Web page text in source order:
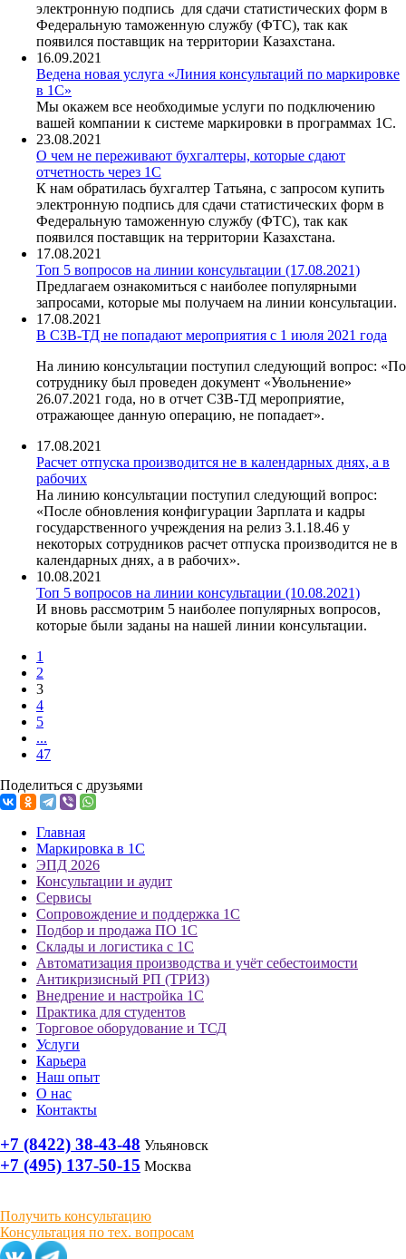
электронную подпись для сдачи статистических форм в
Федеральную таможенную службу (ФТС), так как
появился поставщик на территории Казахстана.
16.09.2021
Ведена новая услуга «Линия консультаций по маркировке
в 1С»
Мы окажем все необходимые услуги по подключению
вашей компании к системе маркировки в программах 1С.
23.08.2021
О чем не переживают бухгалтеры, которые сдают
отчетность через 1С
К нам обратилась бухгалтер Татьяна, с запросом купить
электронную подпись для сдачи статистических форм в
Федеральную таможенную службу (ФТС), так как
появился поставщик на территории Казахстана.
17.08.2021
Топ 5 вопросов на линии консультации (17.08.2021)
Предлагаем ознакомиться с наиболее популярными
запросами, которые мы получаем на линии консультации.
17.08.2021
В СЗВ-ТД не попадают мероприятия с 1 июля 2021 года
На линию консультации поступил следующий вопрос: «По
сотруднику был проведен документ «Увольнение»
26.07.2021 года, но в отчет СЗВ-ТД мероприятие,
отражающее данную операцию, не попадает».
17.08.2021
Расчет отпуска производится не в календарных днях, а в
рабочих
На линию консультации поступил следующий вопрос:
«После обновления конфигурации Зарплата и кадры
государственного учреждения на релиз 3.1.18.46 у
некоторых сотрудников расчет отпуска производится не в
календарных днях, а в рабочих».
10.08.2021
Топ 5 вопросов на линии консультации (10.08.2021)
И вновь рассмотрим 5 наиболее популярных вопросов,
которые были заданы на нашей линии консультации.
1
2
3
4
5
...
47
Поделиться с друзьями
Главная
Маркировка в 1С
ЭПД 2026
Консультации и аудит
Сервисы
Сопровождение и поддержка 1С
Подбор и продажа ПО 1С
Склады и логистика с 1С
Автоматизация производства и учёт себестоимости
Антикризисный РП (ТРИЗ)
Внедрение и настройка 1С
Практика для студентов
Торговое оборудование и ТСД
Услуги
Карьера
Наш опыт
О нас
Контакты
+7 (8422) 38-43-48 Ульяновск
+7 (495) 137-50-15 Москва
Получить консультацию
Консультация по тех. вопросам